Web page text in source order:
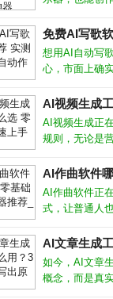
现实。从自动
甚至模拟人声
创作门槛，让
免费AI写歌
想用AI自动写
心，市面上确
软件能帮你快
曲。下面我结
真正值得下载
AI视频生成
AI视频生成正
规则，无论是
量画面。作为
创作者，我发
率能提升十倍
AI作曲软件
AI作曲软件正
式，让普通人
资深制作人，
灵感瓶颈。AI
AI作曲软件操
AI文章生成
如今，AI文章
概念，而是真